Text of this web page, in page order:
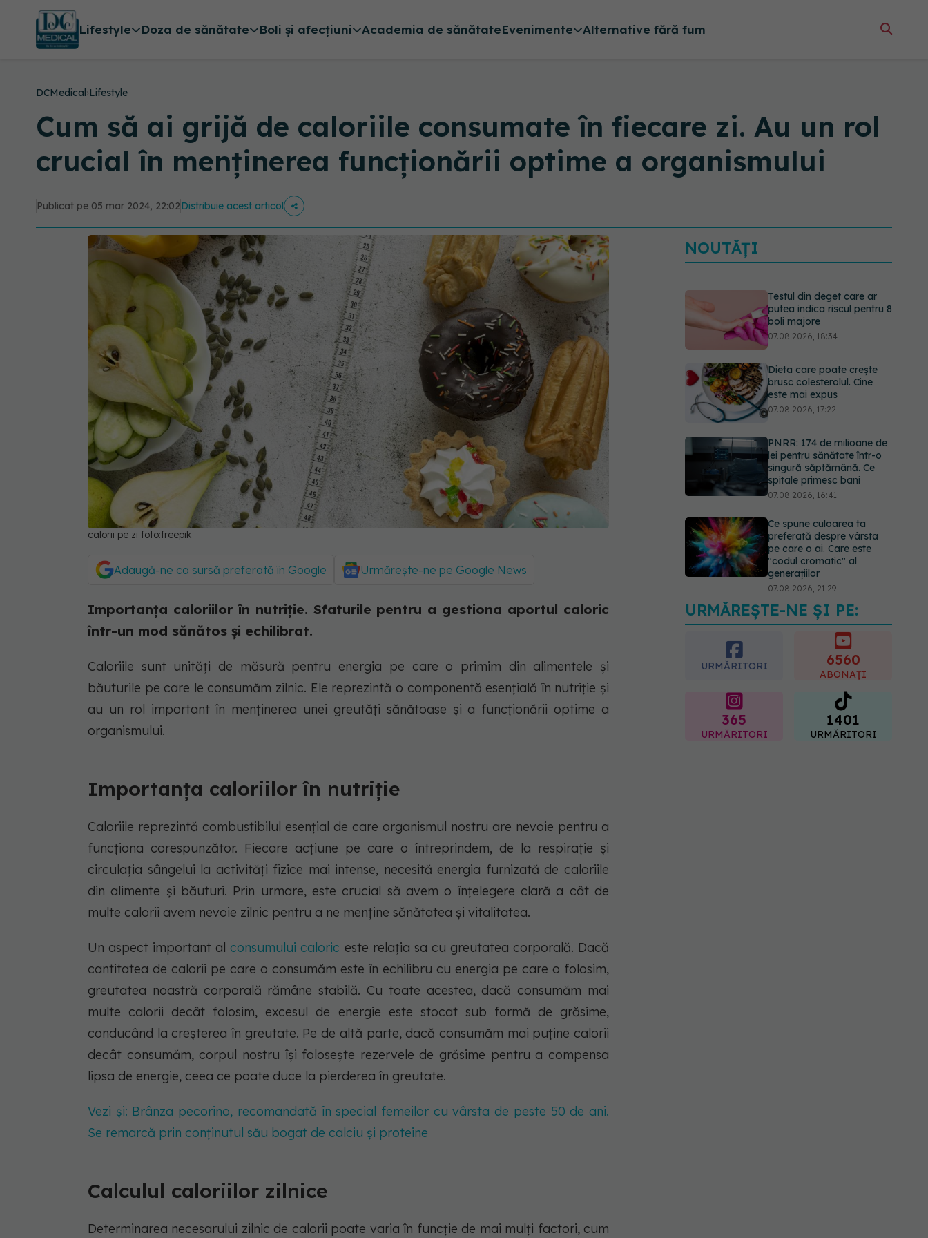
Lifestyle Doza de sănătate Boli și afecțiuni Academia de sănătateEvenimente Alternative fără fum
DCMedical›Lifestyle
Cum să ai grijă de caloriile consumate în fiecare zi. Au un rol
crucial în menținerea funcționării optime a organismului
Publicat pe 05 mar 2024, 22:02Distribuie acest articol
calorii pe zi foto:freepik
Adaugă-ne ca sursă preferată în Google Urmărește-ne pe Google News
Importanța caloriilor în nutriție. Sfaturile pentru a gestiona aportul caloric
într-un mod sănătos și echilibrat.
Caloriile sunt unități de măsură pentru energia pe care o primim din alimentele și
băuturile pe care le consumăm zilnic. Ele reprezintă o componentă esențială în nutriție și
au un rol important în menținerea unei greutăți sănătoase și a funcționării optime a
organismului.
Importanța caloriilor în nutriție
Caloriile reprezintă combustibilul esențial de care organismul nostru are nevoie pentru a
funcționa corespunzător. Fiecare acțiune pe care o întreprindem, de la respirație și
circulația sângelui la activități fizice mai intense, necesită energia furnizată de caloriile
din alimente și băuturi. Prin urmare, este crucial să avem o înțelegere clară a cât de
multe calorii avem nevoie zilnic pentru a ne menține sănătatea și vitalitatea.
Un aspect important al consumului caloric este relația sa cu greutatea corporală. Dacă
cantitatea de calorii pe care o consumăm este în echilibru cu energia pe care o folosim,
greutatea noastră corporală rămâne stabilă. Cu toate acestea, dacă consumăm mai
multe calorii decât folosim, excesul de energie este stocat sub formă de grăsime,
conducând la creșterea în greutate. Pe de altă parte, dacă consumăm mai puține calorii
decât consumăm, corpul nostru își folosește rezervele de grăsime pentru a compensa
lipsa de energie, ceea ce poate duce la pierderea în greutate.
Vezi și: Brânza pecorino, recomandată în special femeilor cu vârsta de peste 50 de ani.
Se remarcă prin conținutul său bogat de calciu și proteine
Calculul caloriilor zilnice
Determinarea necesarului zilnic de calorii poate varia în funcție de mai mulți factori, cum
NOUTĂȚI
Testul din deget care ar
putea indica riscul pentru 8
boli majore
07.08.2026, 18:34
Dieta care poate crește
brusc colesterolul. Cine
este mai expus
07.08.2026, 17:22
PNRR: 174 de milioane de
lei pentru sănătate într-o
singură săptămână. Ce
spitale primesc bani
07.08.2026, 16:41
Ce spune culoarea ta
preferată despre vârsta
pe care o ai. Care este
"codul cromatic" al
generațiilor
07.08.2026, 21:29
EXCLUSIV Cancerele
care pot fi prevenite. Dr.
(SANADOR): Au metode
URMĂREȘTE-NE ȘI PE:
URMĂRITORI 6560
ABONAȚI
365
URMĂRITORI
1401
URMĂRITORI